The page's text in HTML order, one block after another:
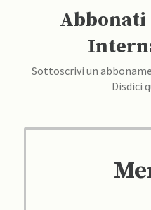
Abbonati
Sottoscrivi un
Disdici